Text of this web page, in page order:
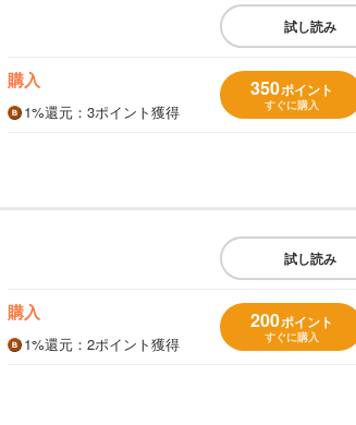
試し読み
購入
1%還元 ：3ポイント獲得
350ポイント
すぐに購入
試し読み
購入
1%還元 ：2ポイント獲得
200ポイント
すぐに購入